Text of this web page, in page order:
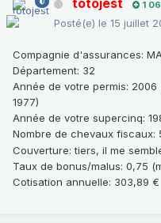
1
Posté(e) le 15 juillet
Compagnie d'assurances:
Département: 32
Année de votre permis: 2006
1977)
Année de votre supercinq:
Nombre de chevaux fiscaux:
Couverture: tiers, il me
Taux de bonus/malus: 0,75
Cotisation annuelle: 303,89 €